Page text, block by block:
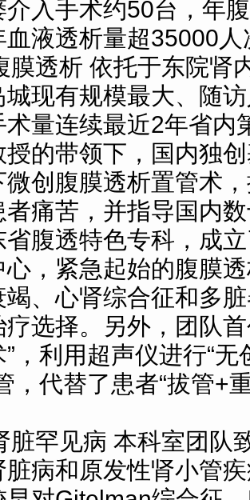
介入手术约50台，年
血液透析量超35000人
膜透析 依托于东院肾
城现有规模最大、随
术量连续最近2年省内
授的带领下，国内独
微创腹膜透析置管术
者痛苦，并指导国内
省腹透特色专科，成
心，紧急起始的腹膜
竭、心肾综合征和多
疗选择。另外，团队
，利用超声仪进行“
，代替了患者“拔管+
脏罕见病 本科室团队
脏病和原发性肾小管